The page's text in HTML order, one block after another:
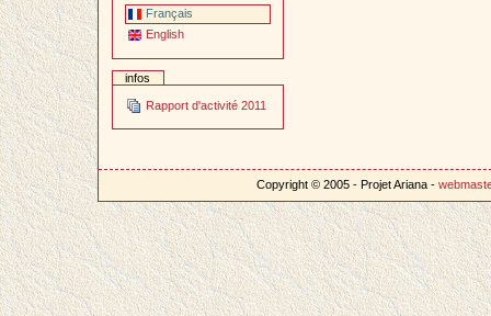
Français
English
infos
Rapport d'activité 2011
Copyright © 2005 - Projet Ariana -